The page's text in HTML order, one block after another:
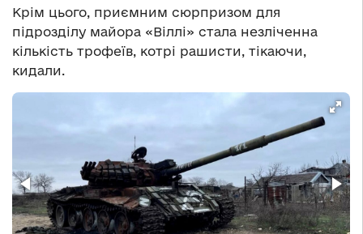
Крім цього, приємним сюрпризом для
підрозділу майора «Віллі» стала незліченна
кількість трофеїв, котрі рашисти, тікаючи,
кидали.